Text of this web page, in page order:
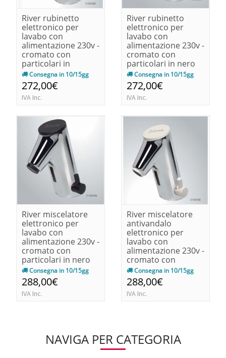
River rubinetto
elettronico per
lavabo con
alimentazione 230v -
cromato con
particolari in
bianco140x90x68
Consegna in 10/15gg
272,00€
IVA Inc.
River rubinetto
elettronico per
lavabo con
alimentazione 230v -
cromato con
particolari in nero
140x90x68
Consegna in 10/15gg
272,00€
IVA Inc.
River miscelatore
elettronico per
lavabo con
alimentazione 230v -
cromato con
particolari in nero
140x90x68
Consegna in 10/15gg
288,00€
IVA Inc.
River miscelatore
antivandalo
elettronico per
lavabo con
alimentazione 230v -
cromato con
particolari in
bianco140x90x68
Consegna in 10/15gg
288,00€
IVA Inc.
NAVIGA PER CATEGORIA